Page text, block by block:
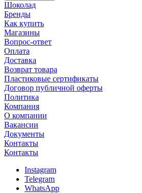
Шоколад
Бренды
Как купить
Магазины
Вопрос-ответ
Оплата
Доставка
Возврат товара
Пластиковые сертификаты
Договор публичной оферты
Политика
Компания
О компании
Вакансии
Документы
Контакты
Контакты
Instagram
Telegram
WhatsApp